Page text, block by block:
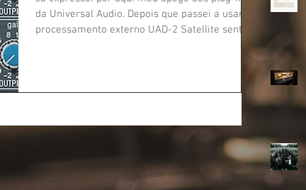
da Universal Audio. Depois que passei a usar o
processamento externo UAD-2 Satellite senti...